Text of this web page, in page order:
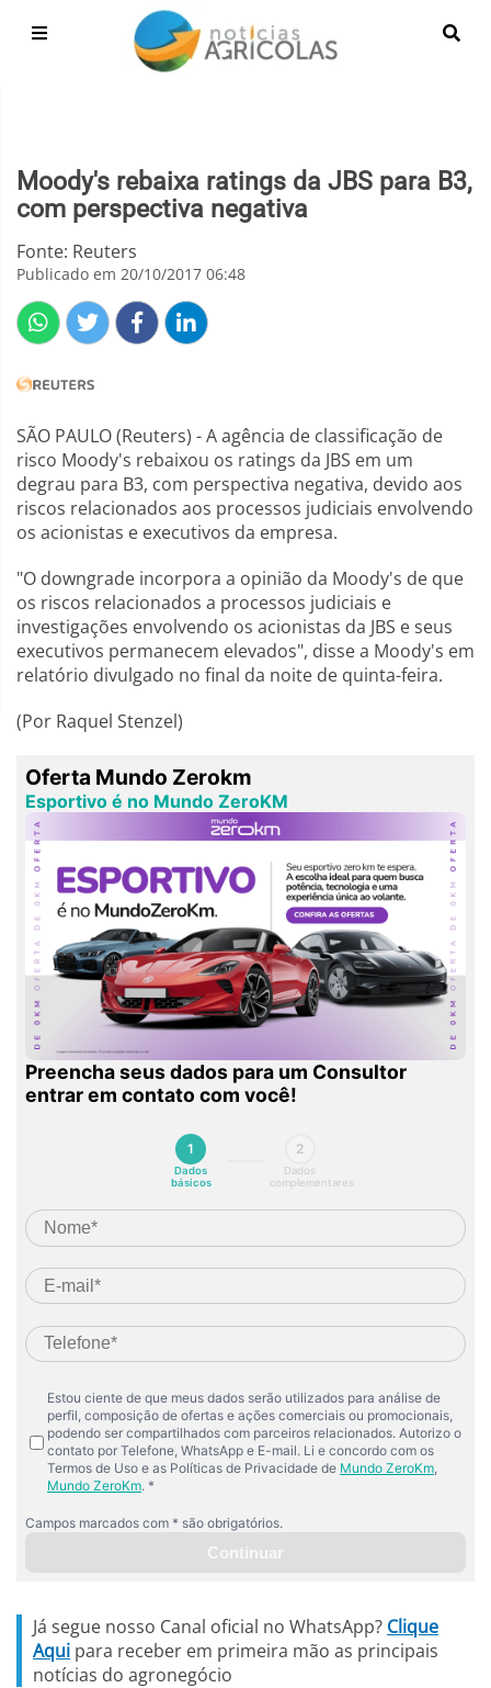
Moody's rebaixa ratings da JBS para B3,
com perspectiva negativa
Fonte: Reuters
Publicado em 20/10/2017 06:48
SÃO PAULO (Reuters) - A agência de classificação de
risco Moody's rebaixou os ratings da JBS em um
degrau para B3, com perspectiva negativa, devido aos
riscos relacionados aos processos judiciais envolvendo
os acionistas e executivos da empresa.
"O downgrade incorpora a opinião da Moody's de que
os riscos relacionados a processos judiciais e
investigações envolvendo os acionistas da JBS e seus
executivos permanecem elevados", disse a Moody's em
relatório divulgado no final da noite de quinta-feira.
(Por Raquel Stenzel)
Já segue nosso Canal oficial no WhatsApp? Clique
Aqui para receber em primeira mão as principais
notícias do agronegócio